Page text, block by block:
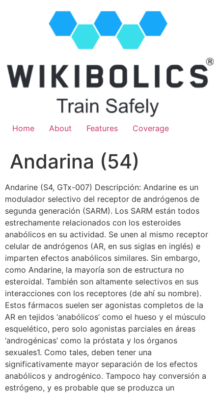
Home About Features Coverage
Andarina (54)
Andarine (S4, GTx-007) Descripción: Andarine es un
modulador selectivo del receptor de andrógenos de
segunda generación (SARM). Los SARM están todos
estrechamente relacionados con los esteroides
anabólicos en su actividad. Se unen al mismo receptor
celular de andrógenos (AR, en sus siglas en inglés) e
imparten efectos anabólicos similares. Sin embargo,
como Andarine, la mayoría son de estructura no
esteroidal. También son altamente selectivos en sus
interacciones con los receptores (de ahí su nombre).
Estos fármacos suelen ser agonistas completos de la
AR en tejidos ‘anabólicos’ como el hueso y el músculo
esquelético, pero solo agonistas parciales en áreas
‘androgénicas’ como la próstata y los órganos
sexuales1. Como tales, deben tener una
significativamente mayor separación de los efectos
anabólicos y androgénico. Tampoco hay conversión a
estrógeno, y es probable que se produzca un